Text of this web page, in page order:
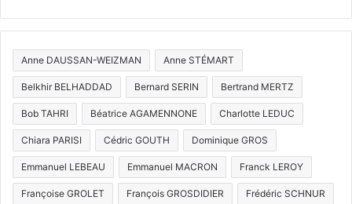
Anne DAUSSAN-WEIZMAN Anne STÉMART
Belkhir BELHADDAD Bernard SERIN Bertrand MERTZ
Bob TAHRI Béatrice AGAMENNONE Charlotte LEDUC
Chiara PARISI Cédric GOUTH Dominique GROS
Emmanuel LEBEAU Emmanuel MACRON Franck LEROY
Françoise GROLET François GROSDIDIER Frédéric SCHNUR